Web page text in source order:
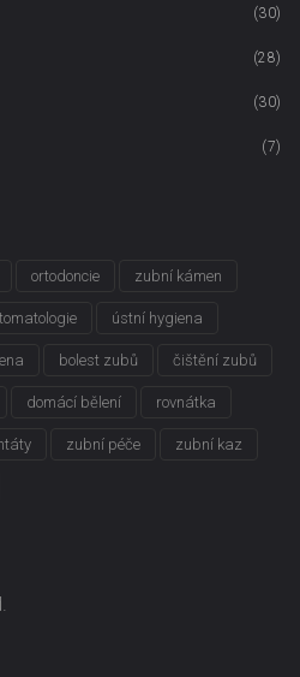
(30)
(28)
(30)
(7)
ortodoncie zubní kámen
ústní hygiena
bolest zubů čištění zubů
domácí bělení rovnátka
zubní péče zubní kaz